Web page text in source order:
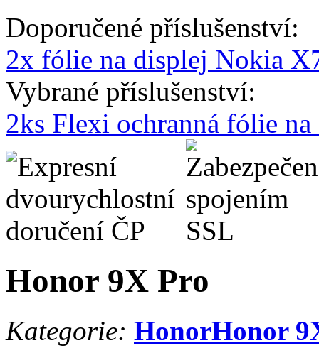
Doporučené příslušenství:
2x fólie na displej Nokia
Vybrané příslušenství:
2ks Flexi ochranná fólie
Honor 9X Pro
Kategorie: HonorHonor